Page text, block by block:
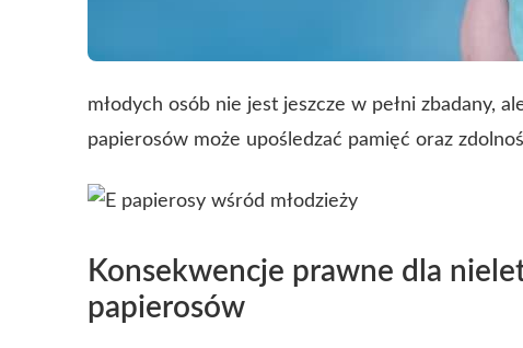
młodych osób nie jest jeszcze w pełni zbadany,
papierosów może upośledzać pamięć oraz
Konsekwencje prawne dla
papierosów